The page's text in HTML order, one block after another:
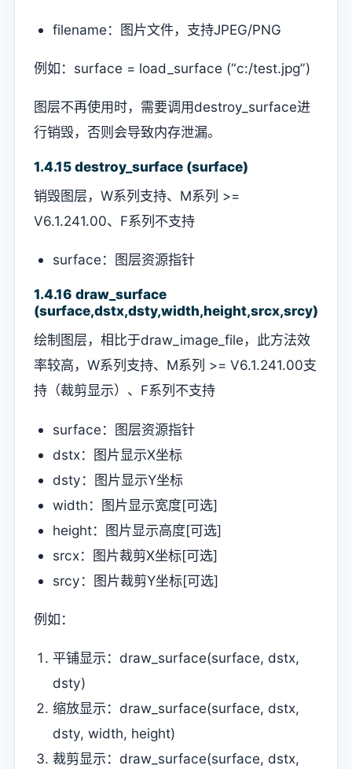
filename：图片文件，支持JPEG/PNG
例如：surface = load_surface (“c:/test.jpg”)
图层不再使用时，需要调用destroy_surface进
行销毁，否则会导致内存泄漏。
1.4.15 destroy_surface (surface)
销毁图层，W系列支持、M系列 >=
V6.1.241.00、F系列不支持
surface：图层资源指针
1.4.16 draw_surface
(surface,dstx,dsty,width,height,srcx,srcy)
绘制图层，相比于draw_image_file，此方法效
率较高，W系列支持、M系列 >= V6.1.241.00支
持（裁剪显示）、F系列不支持
surface：图层资源指针
dstx：图片显示X坐标
dsty：图片显示Y坐标
width：图片显示宽度[可选]
height：图片显示高度[可选]
srcx：图片裁剪X坐标[可选]
srcy：图片裁剪Y坐标[可选]
例如：
平铺显示：draw_surface(surface, dstx,
dsty)
缩放显示：draw_surface(surface, dstx,
dsty, width, height)
裁剪显示：draw_surface(surface, dstx,